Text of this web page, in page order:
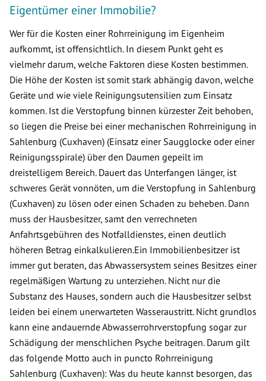
Eigentümer einer Immobilie?
Wer für die Kosten einer Rohrreinigung im Eigenheim
aufkommt, ist offensichtlich. In diesem Punkt geht es
vielmehr darum, welche Faktoren diese Kosten bestimmen.
Die Höhe der Kosten ist somit stark abhängig davon, welche
Geräte und wie viele Reinigungsutensilien zum Einsatz
kommen. Ist die Verstopfung binnen kürzester Zeit behoben,
so liegen die Preise bei einer mechanischen Rohrreinigung in
Sahlenburg (Cuxhaven) (Einsatz einer Saugglocke oder einer
Reinigungsspirale) über den Daumen gepeilt im
dreistelligem Bereich. Dauert das Unterfangen länger, ist
schweres Gerät vonnöten, um die Verstopfung in Sahlenburg
(Cuxhaven) zu lösen oder einen Schaden zu beheben. Dann
muss der Hausbesitzer, samt den verrechneten
Anfahrtsgebühren des Notfalldienstes, einen deutlich
höheren Betrag einkalkulieren.Ein Immobilienbesitzer ist
immer gut beraten, das Abwassersystem seines Besitzes einer
regelmäßigen Wartung zu unterziehen. Nicht nur die
Substanz des Hauses, sondern auch die Hausbesitzer selbst
leiden bei einem unerwarteten Wasseraustritt. Nicht grundlos
kann eine andauernde Abwasserrohrverstopfung sogar zur
Schädigung der menschlichen Psyche beitragen. Darum gilt
das folgende Motto auch in puncto Rohrreinigung
Sahlenburg (Cuxhaven): Was du heute kannst besorgen, das